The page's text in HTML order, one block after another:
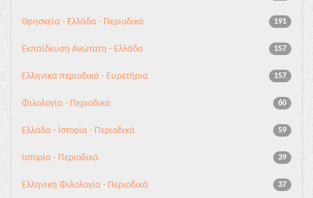
191
Θρησκεία - Ελλάδα - Περιοδικά
157
Εκπαίδευση Ανώτατη - Ελλάδα
157
Ελληνικά περιοδικά - Ευρετήρια
60
Φιλολογία - Περιοδικά
59
Ελλάδα - Ιστορία - Περιοδικά
39
Ιστορία - Περιοδικά
37
Ελληνική Φιλολογία - Περιοδικά